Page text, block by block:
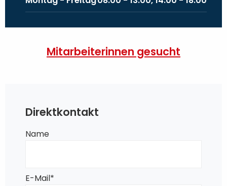
Mitarbeiterinnen gesucht
Direktkontakt
Name
E-Mail*